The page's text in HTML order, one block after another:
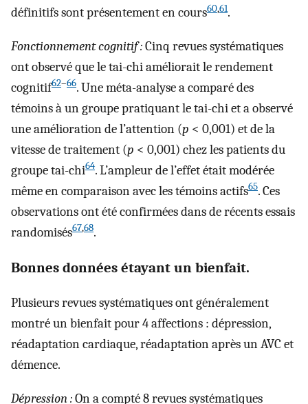
définitifs sont présentement en cours60,61.
Fonctionnement cognitif :Cinq revues systématiques
ont observé que le tai-chi améliorait le rendement
cognitif62–66. Une méta-analyse a comparé des
témoins à un groupe pratiquant le tai-chi et a observé
une amélioration de l’attention (p < 0,001) et de la
vitesse de traitement (p < 0,001) chez les patients du
groupe tai-chi64. L’ampleur de l’effet était modérée
même en comparaison avec les témoins actifs65. Ces
observations ont été confirmées dans de récents essais
randomisés67,68.
Bonnes données étayant un bienfait.
Plusieurs revues systématiques ont généralement
montré un bienfait pour 4 affections : dépression,
réadaptation cardiaque, réadaptation après un AVC et
démence.
Dépression :On a compté 8 revues systématiques